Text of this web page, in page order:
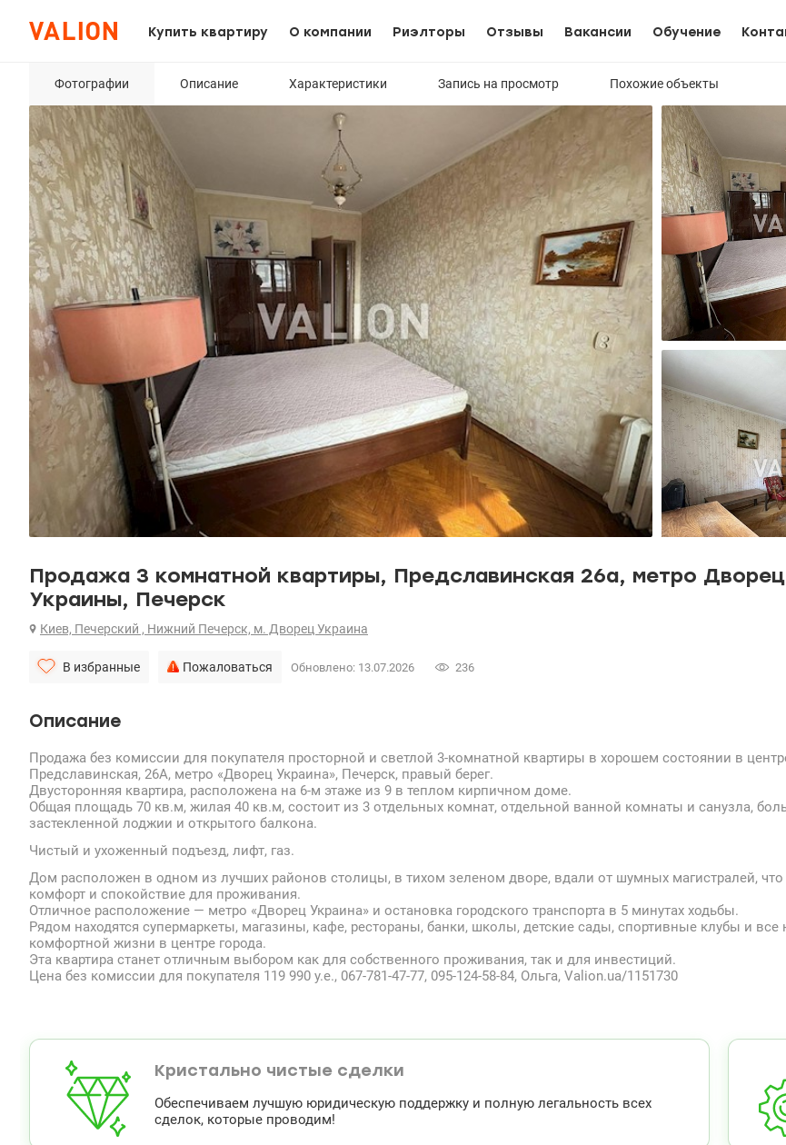
Купить квартиру О компании Риэлторы Отзывы Вакансии Обучение
Фотографии Описание Характеристики Запись на просмотр Похожие объекты
Продажа 3 комнатной квартиры, Предславинская 26а, метро Дворец
Украины, Печерск
Киев, Печерский , Нижний Печерск, м. Дворец Украина
В избранные Пожаловаться Обновлено: 13.07.2026 236
Описание
Продажа без комиссии для покупателя просторной и светлой 3-комнатной квартиры в хорошем состоянии в
Предславинская, 26А, метро «Дворец Украина», Печерск, правый берег.
Двусторонняя квартира, расположена на 6-м этаже из 9 в теплом кирпичном доме.
Общая площадь 70 кв.м, жилая 40 кв.м, состоит из 3 отдельных комнат, отдельной ванной комнаты и санузла,
застекленной лоджии и открытого балкона.
Чистый и ухоженный подъезд, лифт, газ.
Дом расположен в одном из лучших районов столицы, в тихом зеленом дворе, вдали от шумных магистралей, что
комфорт и спокойствие для проживания.
Отличное расположение — метро «Дворец Украина» и остановка городского транспорта в 5 минутах ходьбы.
Рядом находятся супермаркеты, магазины, кафе, рестораны, банки, школы, детские сады, спортивные клубы и все
комфортной жизни в центре города.
Эта квартира станет отличным выбором как для собственного проживания, так и для инвестиций.
Цена без комиссии для покупателя 119 990 у.е., 067-781-47-77, 095-124-58-84, Ольга, Valion.ua/1151730
Кристально чистые сделки
Обеспечиваем лучшую юридическую поддержку и полную легальность всех
сделок, которые проводим!